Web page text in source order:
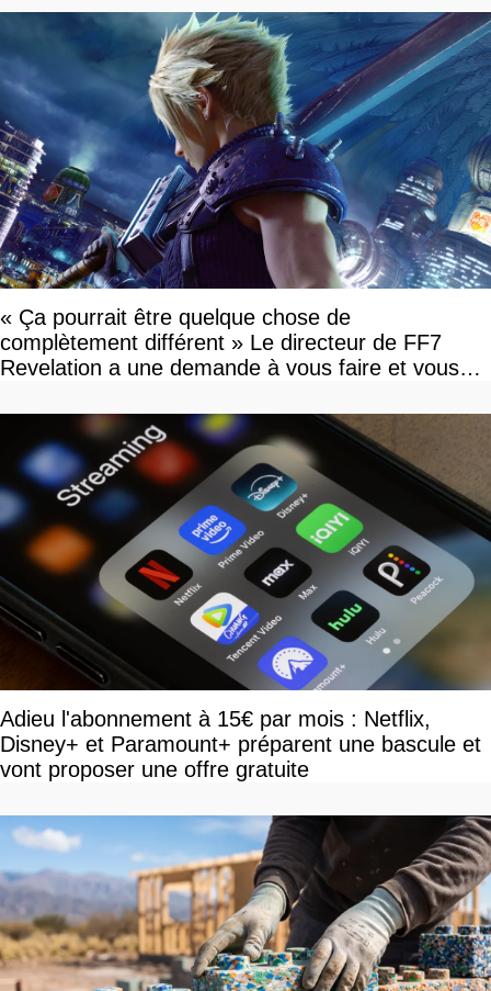
« Ça pourrait être quelque chose de
complètement différent » Le directeur de FF7
Revelation a une demande à vous faire et vous
Adieu l'abonnement à 15€ par mois : Netflix,
Disney+ et Paramount+ préparent une bascule et
vont proposer une offre gratuite